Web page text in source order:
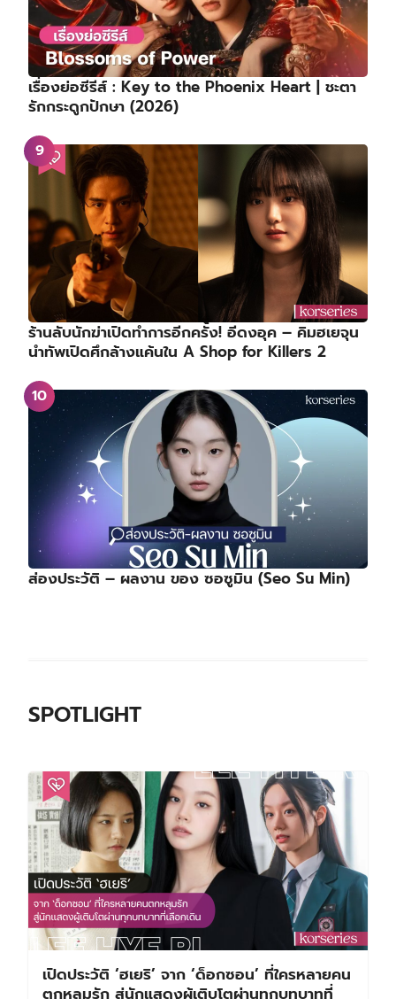
เรื่องย่อซีรีส์ : Key to the Phoenix Heart | ชะตา
รักกระดูกปักษา (2026)
ร้านลับนักฆ่าเปิดทำการอีกครั้ง! อีดงอุค – คิมฮเยจุน
นำทัพเปิดศึกล้างแค้นใน A Shop for Killers 2
ส่องประวัติ – ผลงาน ของ ซอซูมิน (Seo Su Min)
SPOTLIGHT
เปิดประวัติ ‘ฮเยริ’ จาก ‘ด็อกซอน’ ที่ใครหลายคน
ตกหลุมรัก สู่นักแสดงผู้เติบโตผ่านทุกบทบาทที่